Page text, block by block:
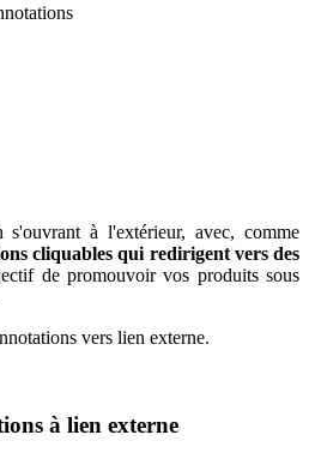
à l'extérieur, avec, comme
cliquables qui redirigent vers des
de promouvoir vos produits sous
vers lien externe.
à lien externe